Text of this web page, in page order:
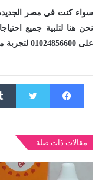
سواء كنت في مصر الجديدة،
نحن هنا لتلبية جميع
على 01024856600 لتجربة مشاهدة متميزة وخدمة تفوق التوقعات.
فيسبوك تويتر
مقالات ذات صلة